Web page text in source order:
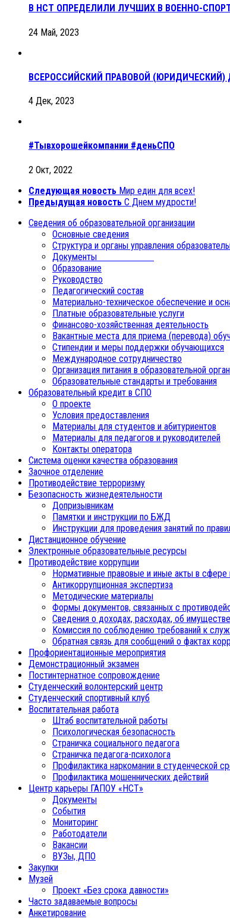
В НСТ ОПРЕДЕЛИЛИ ЛУЧШИХ В ВОЕННО-
24 Май, 2023
ВСЕРОССИЙСКИЙ ПРАВОВОЙ (ЮРИДИЧЕСКИЙ)
4 Дек, 2023
#Тывхорошейкомпании #деньСПО
2 Окт, 2022
Следующая новость Мир един для всех!
Предыдущая новость С Днем мудрости!
Сведения об образовательной организации
Основные сведения
Структура и органы управления
Документы
Образование
Руководство
Педагогический состав
Материально-техническое обеспечение и
Платные образовательные услуги
Финансово-хозяйственная деятельность
Вакантные места для приема (перевода)
Стипендии и меры поддержки обучающихся
Международное сотрудничество
Организация питания в образовательной
Образовательные стандарты и требования
Образовательный кредит в СПО
О проекте
Условия предоставления
Материалы для студентов и абитуриентов
Материалы для педагогов и руководителей
Контакты оператора
Система оценки качества образования
Заочное отделение
Противодействие терроризму
Безопасность жизнедеятельности
Допризывникам
Памятки и инструкции по БЖД
Инструкции для проведения занятий по
Дистанционное обучение
Электронные образовательные ресурсы
Противодействие коррупции
Нормативные правовые и иные акты в сфере
Антикоррупционная экспертиза
Методические материалы
Формы документов, связанных с
Сведения о доходах, расходах, об
Комиссия по соблюдению требований к
Обратная связь для сообщений о фактах
Профориентационные мероприятия
Демонстрационный экзамен
Постинтернатное сопровождение
Студенческий волонтерский центр
Студенческий спортивный клуб
Воспитательная работа
Штаб воспитательной работы
Психологическая безопасность
Страничка социального педагога
Страничка педагога-психолога
Профилактика наркомании в студенческой
Профилактика мошеннических действий
Центр карьеры ГАПОУ «НСТ»
Документы
События
Мониторинг
Работодатели
Вакансии
ВУЗы, ДПО
Закупки
Музей
Проект «Без срока давности»
Часто задаваемые вопросы
Анкетирование